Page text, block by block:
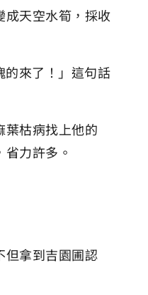
成天空水筍，採收
的來了！」這句話
葉枯病找上他的
力許多。
但拿到吉園圃認